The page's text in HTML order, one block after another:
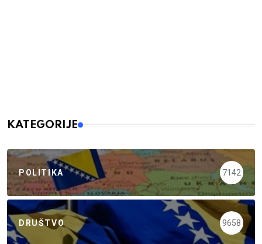
KATEGORIJE
POLITIKA 7142
DRUŠTVO 9658